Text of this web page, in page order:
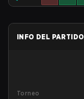
INFO DEL PARTIDO
Torneo